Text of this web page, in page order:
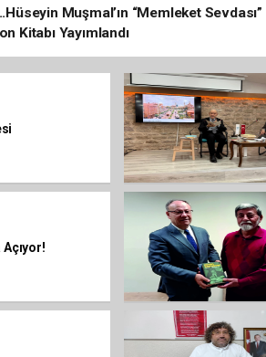
Muşmal’ın “Memleket Sevdası”
Kitabı Yayımlandı